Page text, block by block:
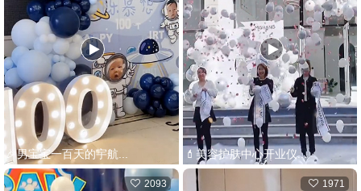
🎉男宝宝一百天的宇航... 💄美容护肤中心开业仪...
2093 1971